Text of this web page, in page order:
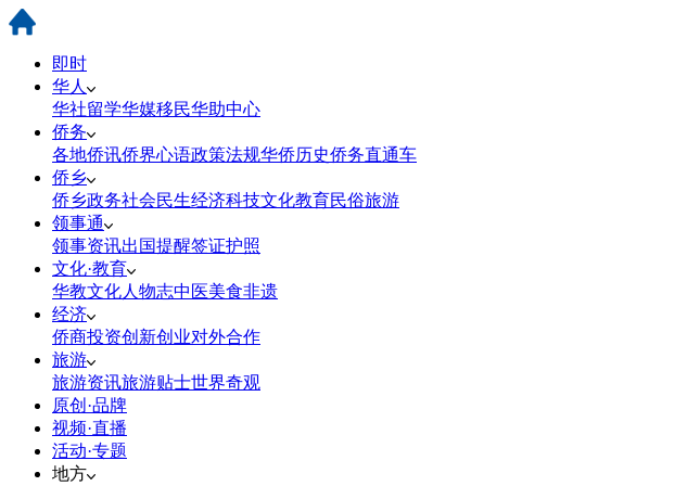
即时
华人
华社留学华媒移民华助中心
侨务
各地侨讯侨界心语政策法规华侨历史侨务直通车
侨乡
侨乡政务社会民生经济科技文化教育民俗旅游
领事通
领事资讯出国提醒签证护照
文化·教育
华教文化人物志中医美食非遗
经济
侨商投资创新创业对外合作
旅游
旅游资讯旅游贴士世界奇观
原创·品牌
视频·直播
活动·专题
地方